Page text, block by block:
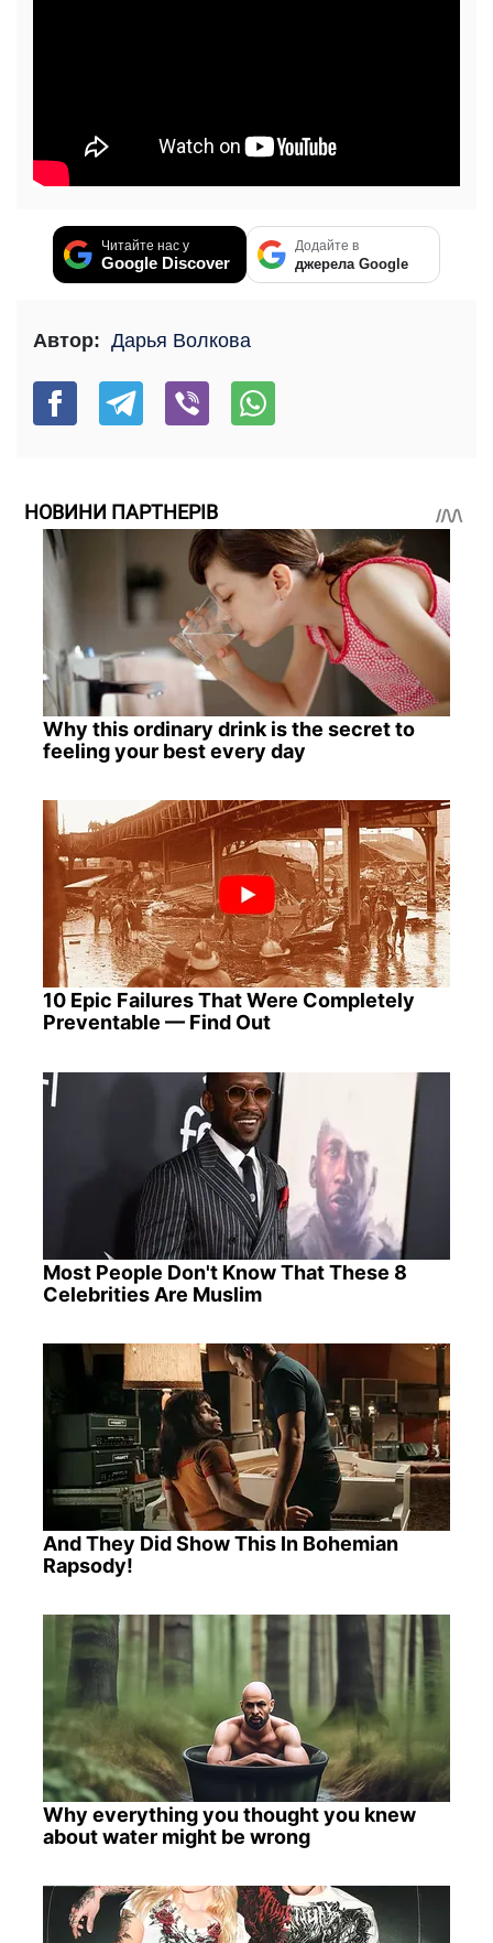
Читайте нас у
Google Discover
Додайте в
джерела Google
Автор: Дарья Волкова
НОВИНИ ПАРТНЕРІВ
Why this ordinary drink is the secret to
feeling your best every day
10 Epic Failures That Were Completely
Preventable — Find Out
Most People Don't Know That These 8
Celebrities Are Muslim
And They Did Show This In Bohemian
Rapsody!
Why everything you thought you knew
about water might be wrong